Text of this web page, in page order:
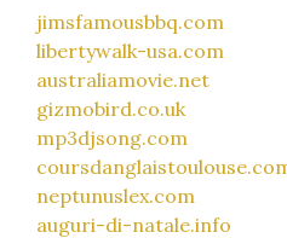
jimsfamousbbq.com
libertywalk-usa.com
australiamovie.net
gizmobird.co.uk
mp3djsong.com
neptunuslex.com
auguri-di-natale.info